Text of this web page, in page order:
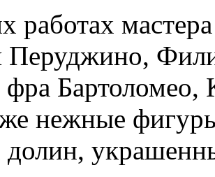
работах
Перуджино,
фра Бартоломео,
же нежные
долин,